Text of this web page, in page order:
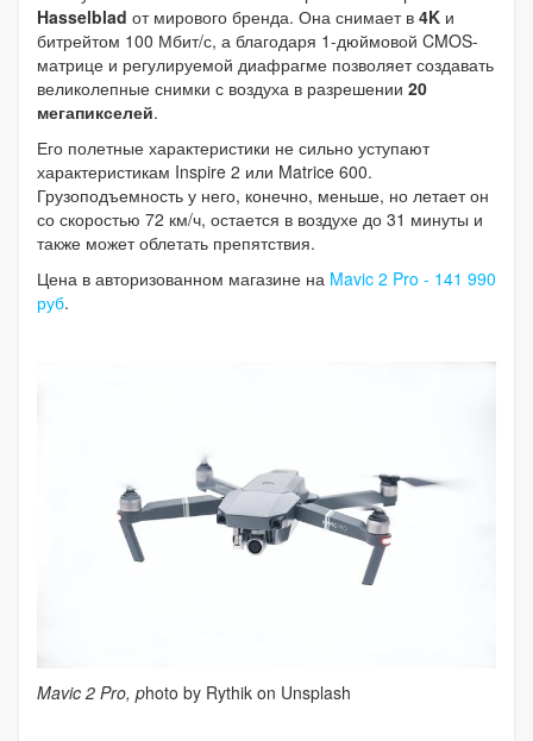
Hasselblad от мирового бренда. Она снимает в 4K и
битрейтом 100 Мбит/с, а благодаря 1-дюймовой CMOS-
матрице и регулируемой диафрагме позволяет создавать
великолепные снимки с воздуха в разрешении 20
мегапикселей.
Его полетные характеристики не сильно уступают
характеристикам Inspire 2 или Matrice 600.
Грузоподъемность у него, конечно, меньше, но летает он
со скоростью 72 км/ч, остается в воздухе до 31 минуты и
также может облетать препятствия.
Цена в авторизованном магазине на Mavic 2 Pro - 141 990
руб.
Mavic 2 Pro, photo by Rythik on Unsplash